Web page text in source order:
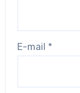
E-mail *